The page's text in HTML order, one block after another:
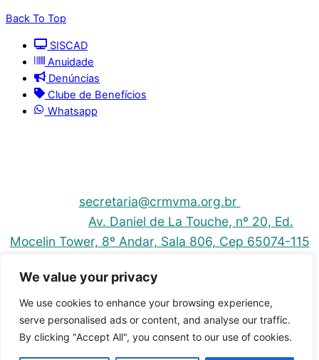
We value your privacy
We use cookies to enhance your browsing experience,
serve personalised ads or content, and analyse our traffic.
By clicking "Accept All", you consent to our use of cookies.
Back To Top
SISCAD
Anuidade
Denúncias
Clube de Benefícios
Whatsapp
secretaria@crmvma.org.br
Av. Daniel de La Touche, nº 20, Ed.
Mocelin Tower, 8º Andar, Sala 806, Cep 65074-115
Horário de Funcionamento: 8h às 14h (Segunda a
Sexta)